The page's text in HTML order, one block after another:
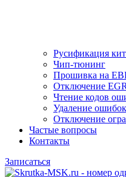
Русификация
Чип-тюнинг
Прошивка на
Отключение
Чтение кодов
Удаление
Отключение
Частые вопросы
Контакты
Записаться